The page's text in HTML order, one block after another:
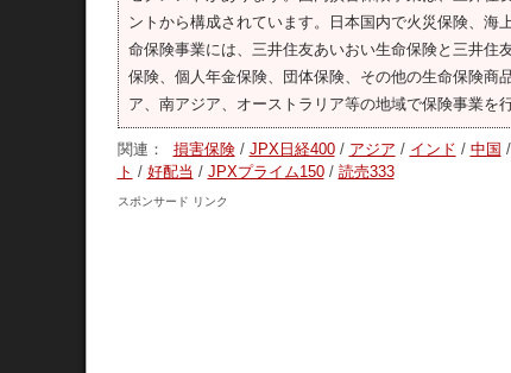
ントから構成されています。日本国内で火災保険、
命保険事業には、三井住友あいおい生命保険と三井住
保険、個人年金保険、団体保険、その他の生命保険商
ア、南アジア、オーストラリア等の地域で保険事業を
関連： 損害保険 / JPX日経400 / アジア / インド / 中国 /
ト / 好配当 / JPXプライム150 / 読売333
スポンサード リンク